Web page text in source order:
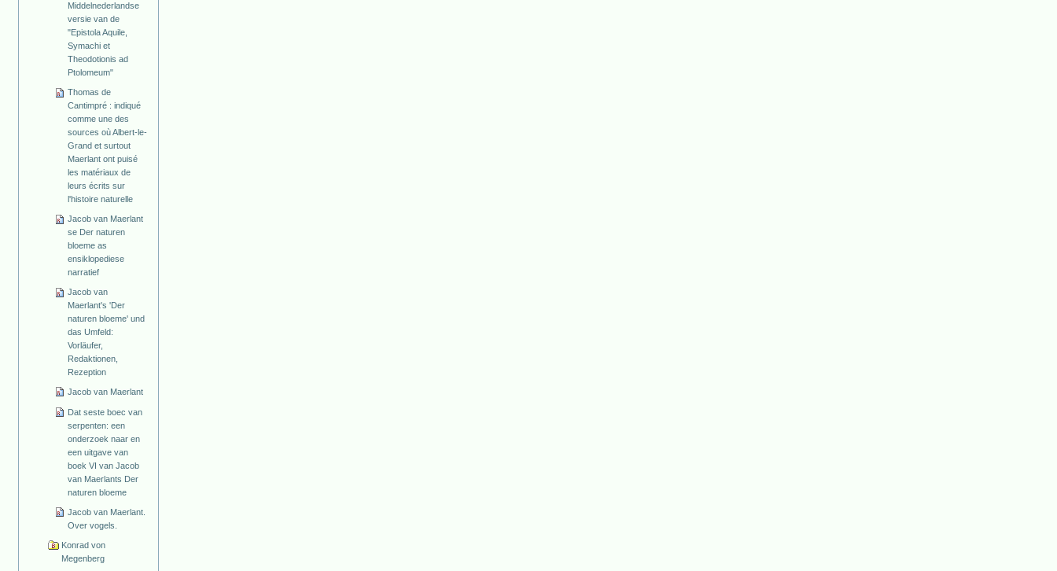
Middelnederlandse
versie van de
"Epistola Aquile,
Symachi et
Theodotionis ad
Ptolomeum"
Thomas de
Cantimpré : indiqué
comme une des
sources où Albert-le-
Grand et surtout
Maerlant ont puisé
les matériaux de
leurs écrits sur
l'histoire naturelle
Jacob van Maerlant
se Der naturen
bloeme as
ensiklopediese
narratief
Jacob van
Maerlant's 'Der
naturen bloeme' und
das Umfeld:
Vorläufer,
Redaktionen,
Rezeption
Jacob van Maerlant
Dat seste boec van
serpenten: een
onderzoek naar en
een uitgave van
boek VI van Jacob
van Maerlants Der
naturen bloeme
Jacob van Maerlant.
Over vogels.
Konrad von
Megenberg